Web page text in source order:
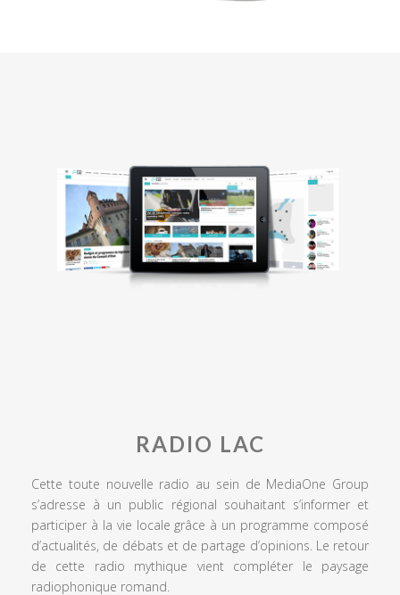
RADIO LAC
Cette toute nouvelle radio au sein de MediaOne Group
s’adresse à un public régional souhaitant s’informer et
participer à la vie locale grâce à un programme composé
d’actualités, de débats et de partage d’opinions. Le retour
de cette radio mythique vient compléter le paysage
radiophonique romand.